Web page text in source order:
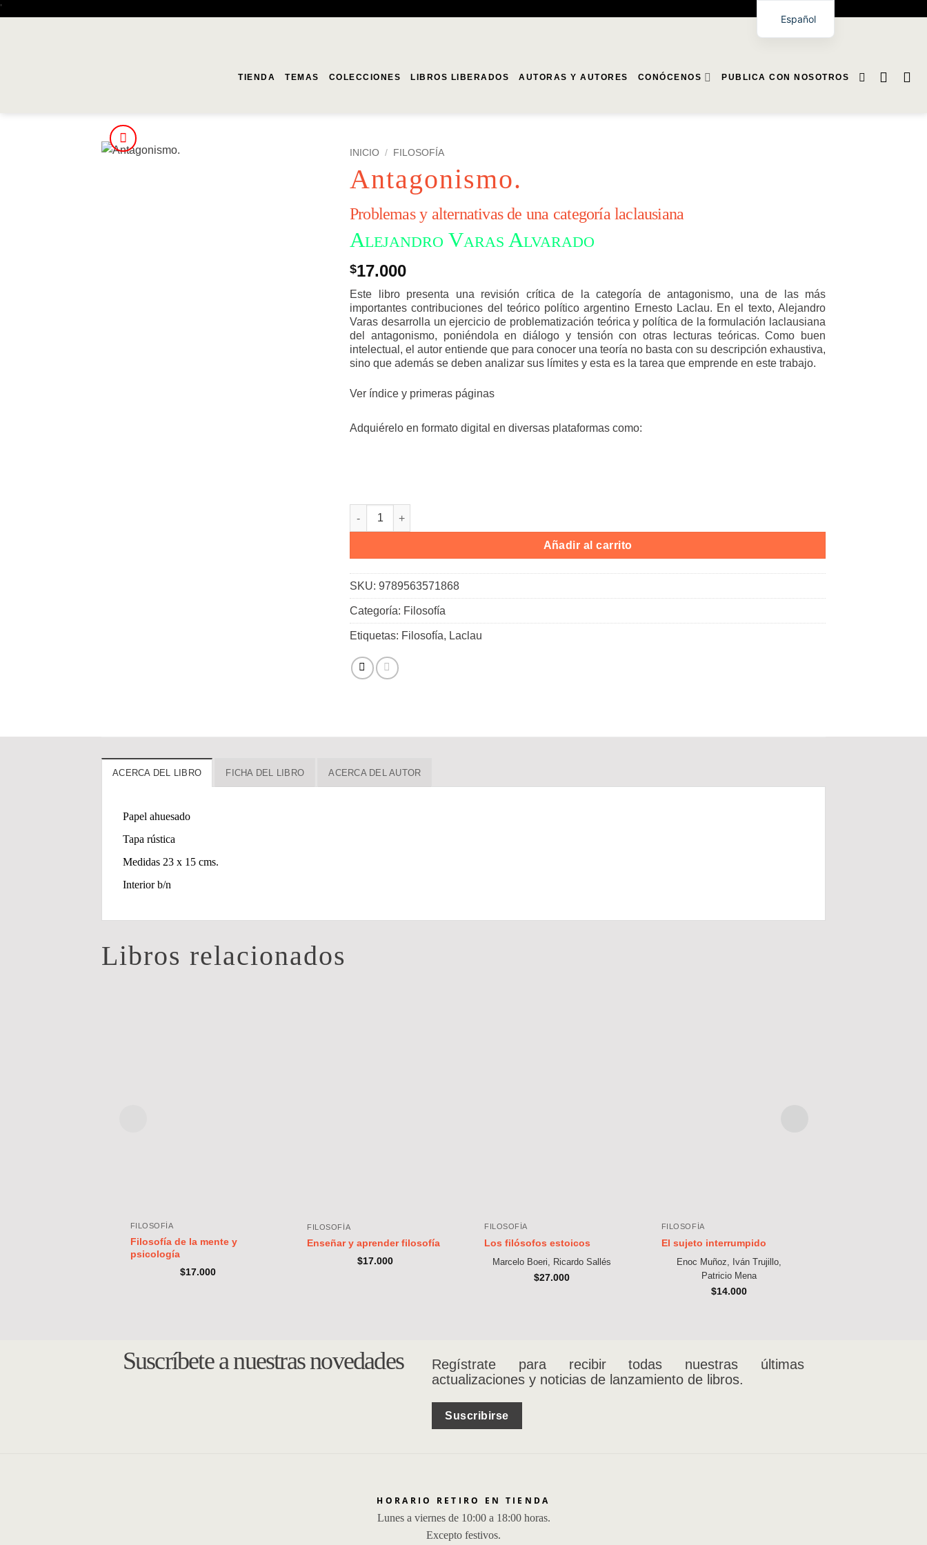
'
TIENDA TEMAS COLECCIONES LIBROS LIBERADOS AUTORAS Y AUTORES CONÓCENOS PUBLICA CON NOSOTROS
INICIO / FILOSOFÍA
Antagonismo.
Problemas y alternativas de una categoría laclausiana
Alejandro Varas Alvarado
$17.000
Este libro presenta una revisión crítica de la categoría de antagonismo, una de las más
importantes contribuciones del teórico político argentino Ernesto Laclau. En el texto, Alejandro
Varas desarrolla un ejercicio de problematización teórica y política de la formulación laclausiana
del antagonismo, poniéndola en diálogo y tensión con otras lecturas teóricas. Como buen
intelectual, el autor entiende que para conocer una teoría no basta con su descripción exhaustiva,
sino que además se deben analizar sus límites y esta es la tarea que emprende en este trabajo.
Ver índice y primeras páginas
Adquiérelo en formato digital en diversas plataformas como:
Antagonismo. cantidad
Añadir al carrito
SKU: 9789563571868
Categoría: Filosofía
Etiquetas: Filosofía, Laclau
ACERCA DEL LIBRO FICHA DEL LIBRO ACERCA DEL AUTOR
Papel ahuesado
Tapa rústica
Medidas 23 x 15 cms.
Interior b/n
Libros relacionados
FILOSOFÍA
Filosofía de la mente y
psicología
$17.000
FILOSOFÍA
Enseñar y aprender filosofía
$17.000
FILOSOFÍA
Los filósofos estoicos
Marcelo Boeri, Ricardo Sallés
$27.000
FILOSOFÍA
El sujeto interrumpido
Enoc Muñoz, Iván Trujillo,
Patricio Mena
$14.000
Suscríbete a nuestras novedades
Regístrate para recibir todas nuestras últimas
actualizaciones y noticias de lanzamiento de libros.
Suscribirse
HORARIO RETIRO EN TIENDA
Lunes a viernes de 10:00 a 18:00 horas.
Excepto festivos.
Español